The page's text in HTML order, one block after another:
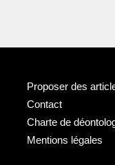
Proposer des
Contact
Charte de
Mentions légales